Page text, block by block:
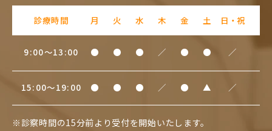
診療時間 月 火 水 木 金 土 日・祝
9:00～13:00 ● ● ● ／ ● ● ／
15:00～19:00 ● ● ● ／ ● ▲ ／
※診察時間の15分前より受付を開始いたします。